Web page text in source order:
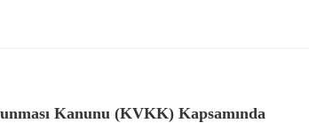
Kanunu (KVKK) Kapsamında